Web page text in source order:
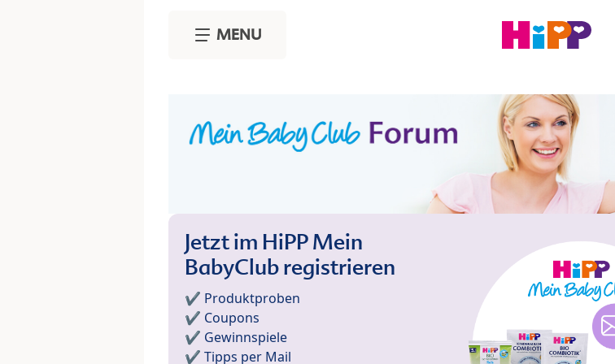
MENU
Jetzt im HiPP Mein
BabyClub registrieren
✔️ Produktproben
✔️ Coupons
✔️ Gewinnspiele
✔️ Tipps per Mail